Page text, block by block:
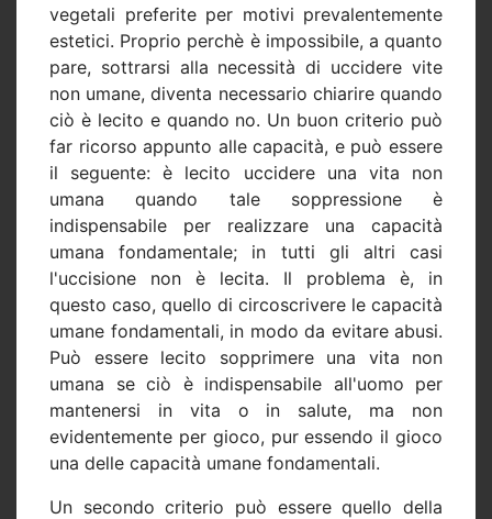
vegetali preferite per motivi prevalentemente
estetici. Proprio perchè è impossibile, a quanto
pare, sottrarsi alla necessità di uccidere vite
non umane, diventa necessario chiarire quando
ciò è lecito e quando no. Un buon criterio può
far ricorso appunto alle capacità, e può essere
il seguente: è lecito uccidere una vita non
umana quando tale soppressione è
indispensabile per realizzare una capacità
umana fondamentale; in tutti gli altri casi
l'uccisione non è lecita. Il problema è, in
questo caso, quello di circoscrivere le capacità
umane fondamentali, in modo da evitare abusi.
Può essere lecito sopprimere una vita non
umana se ciò è indispensabile all'uomo per
mantenersi in vita o in salute, ma non
evidentemente per gioco, pur essendo il gioco
una delle capacità umane fondamentali.
Un secondo criterio può essere quello della